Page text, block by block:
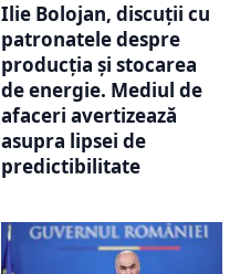
Ilie Bolojan, discuții cu
patronatele despre
producția și stocarea
de energie. Mediul de
afaceri avertizează
asupra lipsei de
predictibilitate